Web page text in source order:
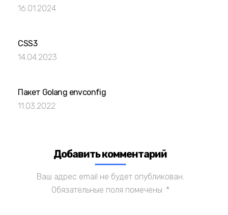
16.01.2024
CSS3
14.04.2023
Пакет Golang envconfig
11.03.2022
Добавить комментарий
Ваш адрес email не будет опубликован.
Обязательные поля помечены *